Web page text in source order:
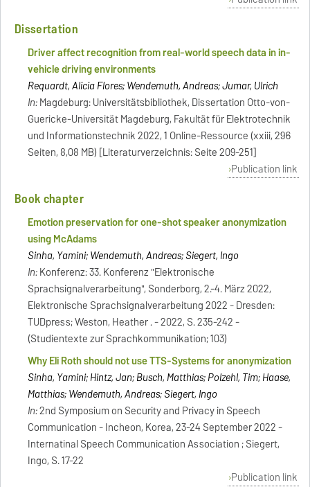
Dissertation
Driver affect recognition from real-world speech data in in-
vehicle driving environments
Requardt, Alicia Flores; Wendemuth, Andreas; Jumar, Ulrich
In:Magdeburg: Universitätsbibliothek, Dissertation Otto-von-
Guericke-Universität Magdeburg, Fakultät für Elektrotechnik
und Informationstechnik 2022, 1 Online-Ressource (xxiii, 296
Seiten, 8,08 MB) [Literaturverzeichnis: Seite 209-251]
Publication link
Book chapter
Emotion preservation for one-shot speaker anonymization
using McAdams
Sinha, Yamini; Wendemuth, Andreas; Siegert, Ingo
In:Konferenz: 33. Konferenz "Elektronische
Sprachsignalverarbeitung", Sonderborg, 2.-4. März 2022,
Elektronische Sprachsignalverarbeitung 2022 - Dresden:
TUDpress; Weston, Heather . - 2022, S. 235-242 -
(Studientexte zur Sprachkommunikation; 103)
Why Eli Roth should not use TTS-Systems for anonymization
Sinha, Yamini; Hintz, Jan; Busch, Matthias; Polzehl, Tim; Haase,
Matthias; Wendemuth, Andreas; Siegert, Ingo
In:2nd Symposium on Security and Privacy in Speech
Communication - Incheon, Korea, 23-24 September 2022 -
Internatinal Speech Communication Association ; Siegert,
Ingo, S. 17-22
Publication link